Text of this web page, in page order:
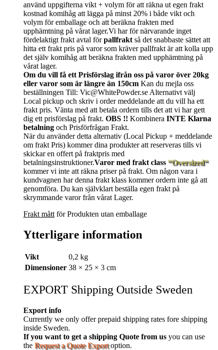
använd uppgifterna vikt + volym för att räkna ut egen frakt
kostnad komihåg att lägga på minst 20% i både vikt och
volym för emballage och att beräkna frakten med
upphämtning på vårat lager.Vi har för närvarande inget
fördelaktigt frakt avtal förpallfrakt så det snabbaste sättet att
hitta ett frakt pris på varor som kräver pallfrakt är att kolla upp
det själv komihåg att beräkna frakten med upphämtning på
vårat lager.
Om du vill få ett Prisförslag ifrån oss på varor över 20kg
eller varor som är längre än 150cm Kan du mejla oss
beställningen Till: Vic@WhitePowder.se Alternativt välj
Local pickup och skriv i order meddelande att du vill ha ett
frakt pris. Vänta med att betala ordern tills det att vi har gett
dig ett prisförslag på frakt. OBS !! Kombinera INTE Klarna
betalning och Prisförfrågan Frakt.
När du använder detta alternativ (Local Pickup + meddelande
om frakt Pris) kommer dina produkter att reserveras tills vi
skickar en offert på fraktpris med
betalningsinstruktioner.Varor med frakt class “Oversized“
kommer vi inte att räkna priser på frakt. Om någon vara i
kundvagnen har denna frakt klass kommer ordern inte gå att
genomföra. Du kan självklart beställa egen frakt på
skrymmande varor från vårat Lager.
Frakt mått för Produkten utan emballage
Ytterligare information
Vikt
0,2 kg
Dimensioner 38 × 25 × 3 cm
EXPORT Shipping Outside Sweden
Export info
Currently we only offer prepaid shipping rates fore shipping
inside Sweden.
If you want to get a shipping Quote from us you can use
the Request a Quote Exportoption.